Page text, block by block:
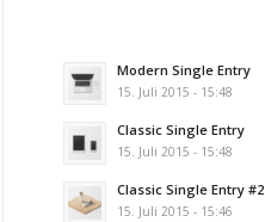
Modern Single Entry
15. Juli 2015 - 15:48
Classic Single Entry
15. Juli 2015 - 15:48
Classic Single Entry #2
15. Juli 2015 - 15:46